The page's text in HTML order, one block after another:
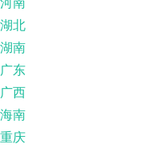
湖北
湖南
广东
广西
海南
重庆